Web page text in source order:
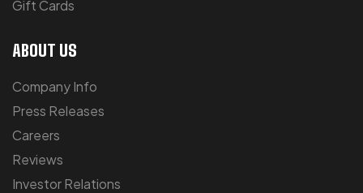
Gift Cards
ABOUT US
Company Info
Press Releases
Careers
Reviews
Investor Relations